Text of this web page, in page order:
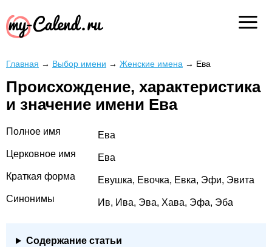
Главная → Выбор имени → Женские имена → Ева
Происхождение, характеристика
и значение имени Ева
Полное имя
Ева
Церковное имя
Ева
Краткая форма
Евушка, Евочка, Евка, Эфи, Эвита
Синонимы
Ив, Ива, Эва, Хава, Эфа, Эба
Содержание статьи